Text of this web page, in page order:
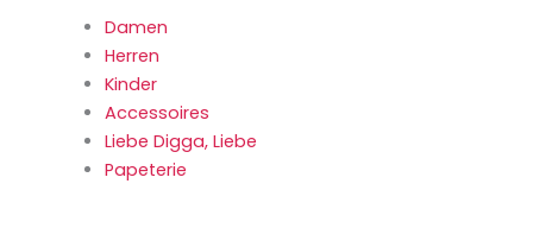
Damen
Herren
Kinder
Accessoires
Liebe Digga, Liebe
Papeterie